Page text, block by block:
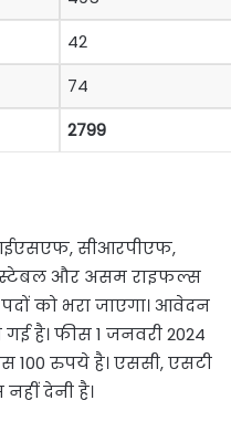
42
74
2799
सीआरपीएफ,
और असम राइफल्स
को भरा जाएगा। आवेदन
है। फीस 1 जनवरी 2024
100 रुपये है। एससी, एसटी
देनी है।